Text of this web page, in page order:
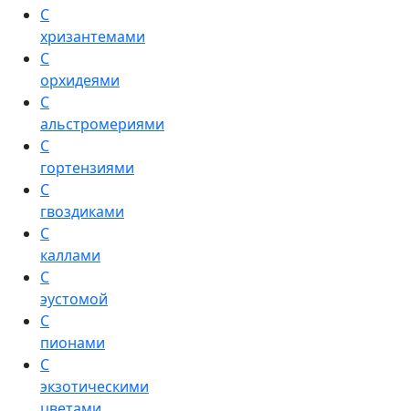
С
хризантемами
С
орхидеями
С
альстромериями
С
гортензиями
С
гвоздиками
С
каллами
С
эустомой
С
пионами
С
экзотическими